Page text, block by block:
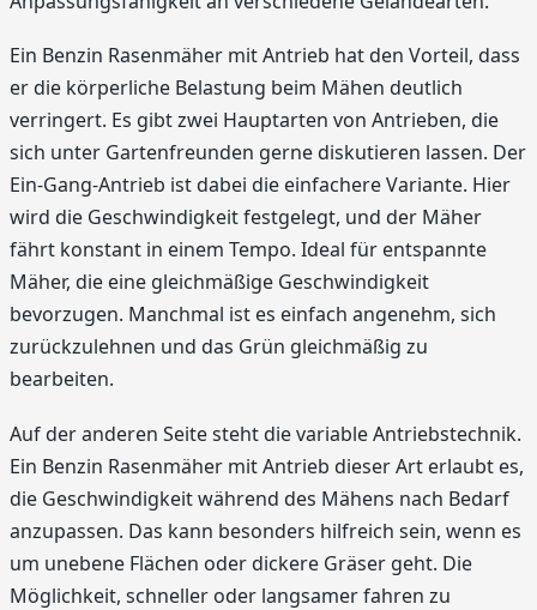
Ein Benzin Rasenmäher mit Antrieb hat den Vorteil, dass
er die körperliche Belastung beim Mähen deutlich
verringert. Es gibt zwei Hauptarten von Antrieben, die
sich unter Gartenfreunden gerne diskutieren lassen. Der
Ein-Gang-Antrieb ist dabei die einfachere Variante. Hier
wird die Geschwindigkeit festgelegt, und der Mäher
fährt konstant in einem Tempo. Ideal für entspannte
Mäher, die eine gleichmäßige Geschwindigkeit
bevorzugen. Manchmal ist es einfach angenehm, sich
zurückzulehnen und das Grün gleichmäßig zu
bearbeiten.
Auf der anderen Seite steht die variable Antriebstechnik.
Ein Benzin Rasenmäher mit Antrieb dieser Art erlaubt es,
die Geschwindigkeit während des Mähens nach Bedarf
anzupassen. Das kann besonders hilfreich sein, wenn es
um unebene Flächen oder dickere Gräser geht. Die
Möglichkeit, schneller oder langsamer fahren zu